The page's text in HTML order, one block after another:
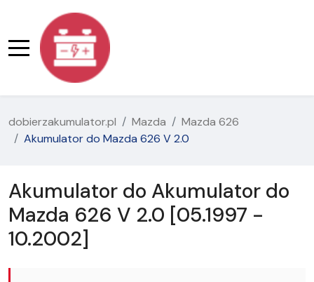
dobierzakumulator.pl Mazda
Mazda 626
Akumulator do Mazda 626 V 2.0
Akumulator do Akumulator do
Mazda 626 V 2.0 [05.1997 -
10.2002]